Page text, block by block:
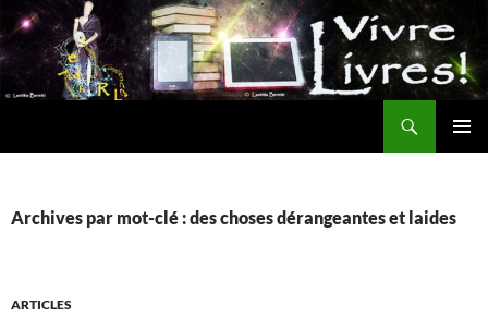
Aller
au
contenu
Archives par mot-clé : des choses dérangeantes et laides
ARTICLES